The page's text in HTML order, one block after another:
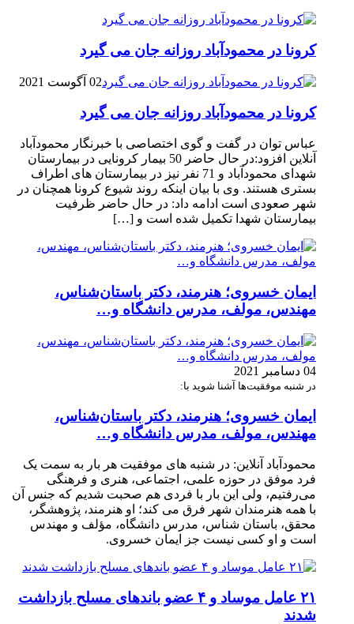
کرونا در محمودآباد روزانه جان می گیرد
02 آگوست 2021
کرونا در محمودآباد روزانه جان می گیرد
عباس توان در گفت و گوی اختصاصی با خبرنگار محمودآباد
آنلاین افزود:در حال حاضر 50 بیمار کرونایی در بیمارستان
شهدای محمودآباد و 71 نفر نیز در بیمارستان های اطراف
بستری هستند. وی با بیان اینکه روند شیوع کرونا همچنان در
شهر صعودی است ادامه داد: در حال حاضر ظرفیت
بیمارستان شهدا تکمیل شده است و […]
ایمان خسروی؛ هنرمند، دکتر باستان‌شناس،
مهندس، مولف، مدرس دانشگاه و…
04 دسامبر 2021
در شنبه موفقیت‌ها آشنا شوید با:
ایمان خسروی؛ هنرمند، دکتر باستان‌شناس،
مهندس، مولف، مدرس دانشگاه و…
محمودآباد آنلاین: در شنبه های موفقیت هر بار به سمت یک
فرد موفق در حوزه علمی، اجتماعی، هنری و فرهنگی
می‌رفتیم، ولی این بار با فردی هم صحبت شدیم که جنس آن
با همه هنرمندان شهر فرق می کند؛ او هنرمند، پژوهشگر،
محقق، باستان شناس، مدرس دانشگاه، مؤلف و مهندس
است و او کسی نیست جز ایمان خسروی.
۲۱ عامل موساد و ۴ عضو باند‌های مسلح بازداشت
شدند